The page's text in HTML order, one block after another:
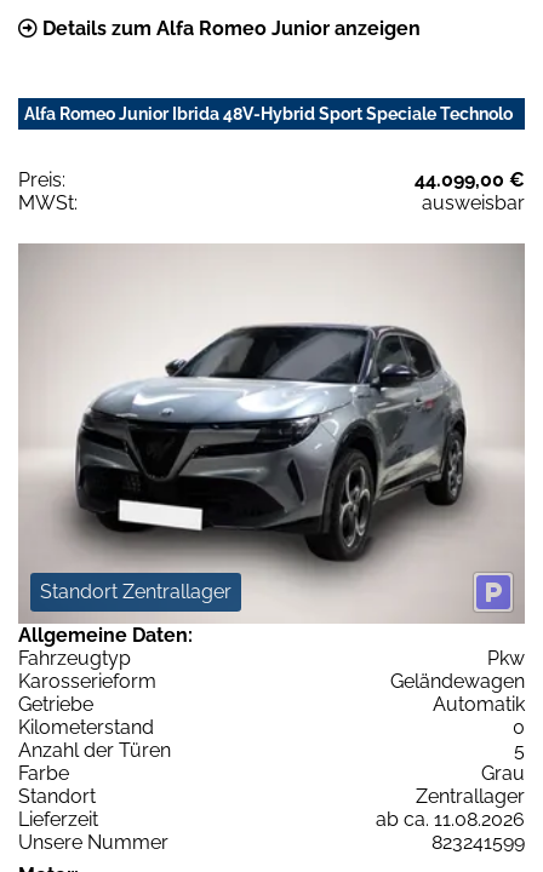
Details zum Alfa Romeo Junior anzeigen
Alfa Romeo Junior Ibrida 48V-Hybrid Sport Speciale Technolo
Preis:
44.099,00 €
MWSt:
ausweisbar
Standort Zentrallager
Allgemeine Daten:
Fahrzeugtyp
Pkw
Karosserieform
Geländewagen
Getriebe
Automatik
Kilometerstand
0
Anzahl der Türen
5
Farbe
Grau
Standort
Zentrallager
Lieferzeit
ab ca. 11.08.2026
Unsere Nummer
823241599